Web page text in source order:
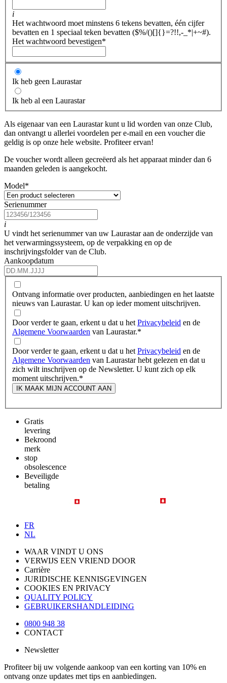
i
Het wachtwoord moet minstens 6 tekens bevatten, één cijfer
bevatten en 1 speciaal teken bevatten ($%/()[]{}=?!!,-_*|+~#).
Het wachtwoord bevestigen*
Ik heb geen Laurastar
Ik heb al een Laurastar
Als eigenaar van een Laurastar kunt u lid worden van onze Club,
dan ontvangt u allerlei voordelen per e-mail en een voucher die
geldig is op onze hele website. Profiteer ervan!
De voucher wordt alleen gecreëerd als het apparaat minder dan 6
maanden geleden is aangekocht.
Model*
Serienummer
i
U vindt het serienummer van uw Laurastar aan de onderzijde van
het verwarmingssysteem, op de verpakking en op de
inschrijvingsfolder van de Club.
Aankoopdatum
Ontvang informatie over producten, aanbiedingen en het laatste
nieuws van Laurastar. U kan op ieder moment uitschrijven.
Door verder te gaan, erkent u dat u het Privacybeleid en de
Algemene Voorwaarden van Laurastar.*
Door verder te gaan, erkent u dat u het Privacybeleid en de
Algemene Voorwaarden van Laurastar hebt gelezen en dat u
zich wilt inschrijven op de Newsletter. U kunt zich op elk
moment uitschrijven.*
IK MAAK MIJN ACCOUNT AAN
Gratis
levering
Bekroond
merk
stop
obsolescence
Beveiligde
betaling
FR
NL
WAAR VINDT U ONS
VERWIJS EEN VRIEND DOOR
Carrière
JURIDISCHE KENNISGEVINGEN
COOKIES EN PRIVACY
QUALITY POLICY
GEBRUIKERSHANDLEIDING
0800 948 38
CONTACT
Newsletter
Profiteer bij uw volgende aankoop van een korting van 10% en
ontvang onze updates met tips en aanbiedingen.